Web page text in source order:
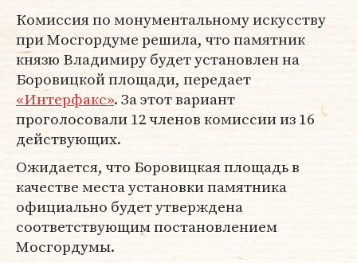
Комиссия по монументальному искусству
при Мосгордуме решила, что памятник
князю Владимиру будет установлен на
Боровицкой площади, передает
«Интерфакс». За этот вариант
проголосовали 12 членов комиссии из 16
действующих.
Ожидается, что Боровицкая площадь в
качестве места установки памятника
официально будет утверждена
соответствующим постановлением
Мосгордумы.